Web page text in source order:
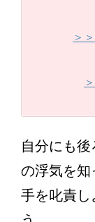
＞
自分にも
の浮気を
手を叱責し